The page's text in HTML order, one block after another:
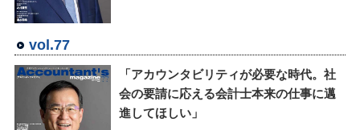
vol.77
「アカウンタビリティが必要な時代。社
会の要請に応える会計士本来の仕事に邁
進してほしい」